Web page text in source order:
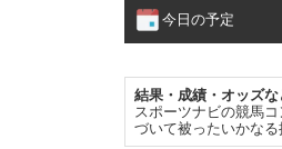
今日の予定
結果・成績・オッズ
スポーツナビの競馬
づいて被ったいかな